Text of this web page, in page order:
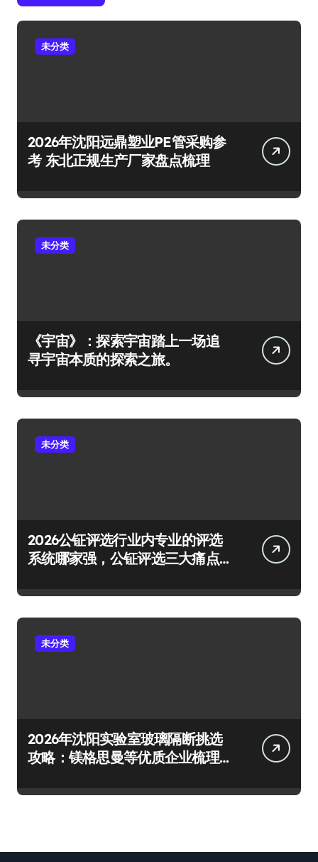
未分类
2026年沈阳远鼎塑业PE管采购参
考 东北正规生产厂家盘点梳理
未分类
《宇宙》：探索宇宙踏上一场追
寻宇宙本质的探索之旅。
未分类
2026公钲评选行业内专业的评选
系统哪家强，公钲评选三大痛点
未分类
2026年沈阳实验室玻璃隔断挑选
攻略：镁格思曼等优质企业梳理